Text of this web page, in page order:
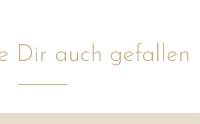
Dir auch gefallen